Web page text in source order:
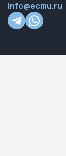
info@ecmu.ru